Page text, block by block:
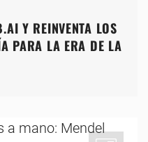
Y REINVENTA LOS
PARA LA ERA DE LA